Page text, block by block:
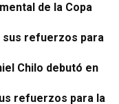
de la Copa
sus refuerzos para
Chilo debutó en
refuerzos para la